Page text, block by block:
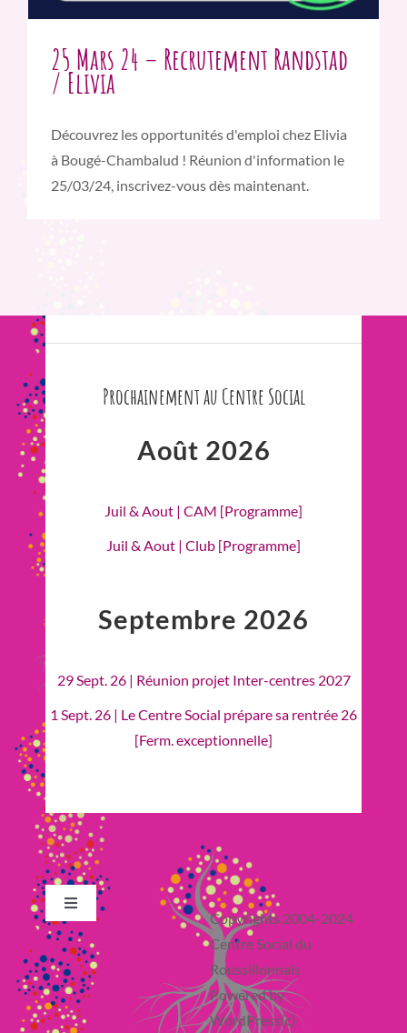
25 Mars 24 – Recrutement Randstad
/ Elivia
Découvrez les opportunités d'emploi chez Elivia
à Bougé-Chambalud ! Réunion d'information le
25/03/24, inscrivez-vous dès maintenant.
Prochainement au Centre Social
Août 2026
Juil & Aout | CAM [Programme]
Juil & Aout | Club [Programme]
Septembre 2026
29 Sept. 26 | Réunion projet Inter-centres 2027
1 Sept. 26 | Le Centre Social prépare sa rentrée 26
[Ferm. exceptionnelle]
Toggle
Navigation
Retour en Haut
Actualité
Copyrights 2004-2024
Centre Social du
Roussillonnais
Powered by
WordPress(c)